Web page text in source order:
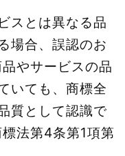
スとは異なる品
場合、誤認のお
やサービスの品
いても、商標全
質として認識で
法第4条第1項第